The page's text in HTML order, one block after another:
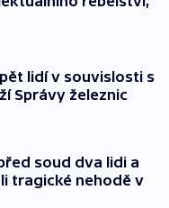
lidí v souvislosti s
Správy železnic
soud dva lidi a
tragické nehodě v